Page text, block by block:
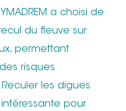
a choisi de
du fleuve sur
permettant
risques
les digues
pour